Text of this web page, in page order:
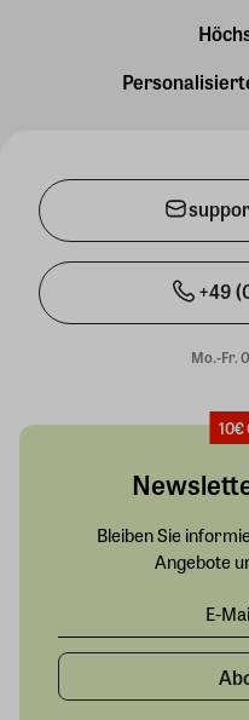
+49
Mo.-Fr.
10€
Bleiben Sie
Angebote